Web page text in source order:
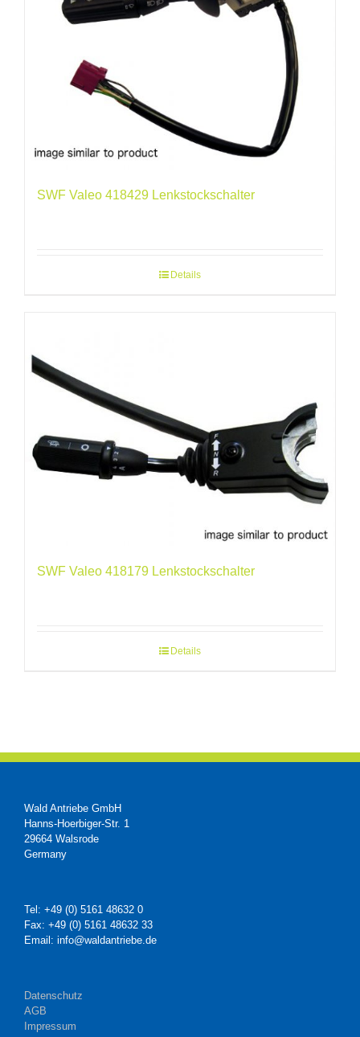
SWF Valeo 418429 Lenkstockschalter
Details
SWF Valeo 418179 Lenkstockschalter
Details
Wald Antriebe GmbH
Hanns-Hoerbiger-Str. 1
29664 Walsrode
Germany
Tel: +49 (0) 5161 48632 0
Fax: +49 (0) 5161 48632 33
Email: info@waldantriebe.de
Datenschutz
AGB
Impressum